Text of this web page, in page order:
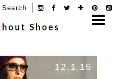
Search
12.1.15